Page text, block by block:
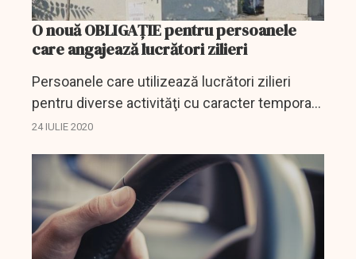
O nouă OBLIGAȚIE pentru persoanele
care angajează lucrători zilieri
Persoanele care utilizează lucrători zilieri
pentru diverse activităţi cu caracter temporar
vor fi obligate, începând de sâmbătă, să
înregistreze...
24 IULIE 2020